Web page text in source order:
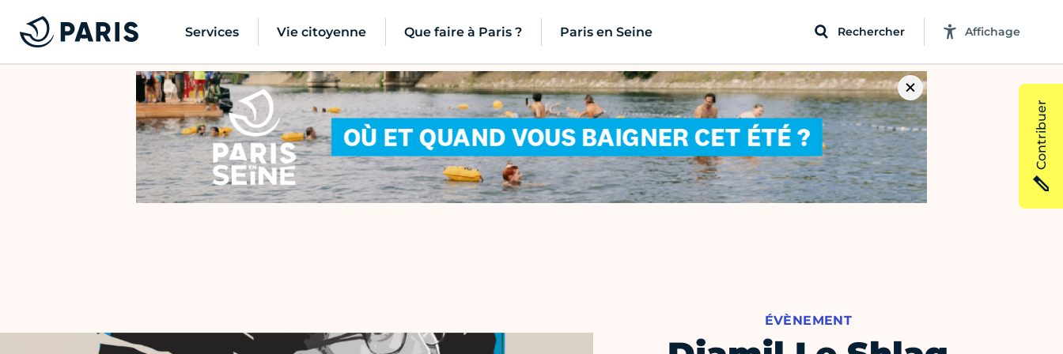
Services Vie citoyenne Que faire à Paris ? Paris en Seine Rechercher Affichage
ÉVÈNEMENT
Contribuer